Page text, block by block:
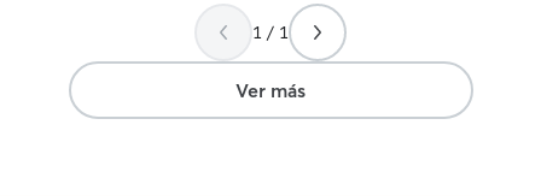
1 / 1
Ver más